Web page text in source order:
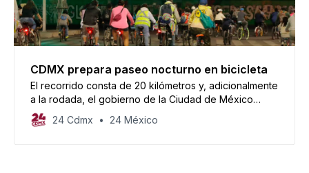
CDMX prepara paseo nocturno en bicicleta
El recorrido consta de 20 kilómetros y, adicionalmente
a la rodada, el gobierno de la Ciudad de México
prepara más actividades para que los asistentes
disfruten.
24 Cdmx 24 México